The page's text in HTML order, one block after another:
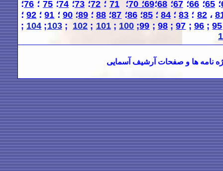
؛ 65؛ 66؛ 67؛ 68؛69؛ ؛ 71 ؛ 72؛ 73؛ 74؛ 75 ؛ 76؛
،82 ؛ 83؛84 ؛85؛86؛ 87؛ 88؛89؛90 ؛ 91 ؛ 92؛
95
;
96
;
97
;
98
;
99
;
100
;
101
;
102
;
103
;
104
;
نامه ها و صفحات آرشیف آسمایی